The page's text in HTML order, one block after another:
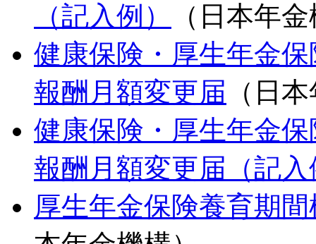
（記入例）
（日本年
健康保険・厚生年金
報酬月額変更届 （日
健康保険・厚生年金
報酬月額変更届（記入
厚生年金保険養育期